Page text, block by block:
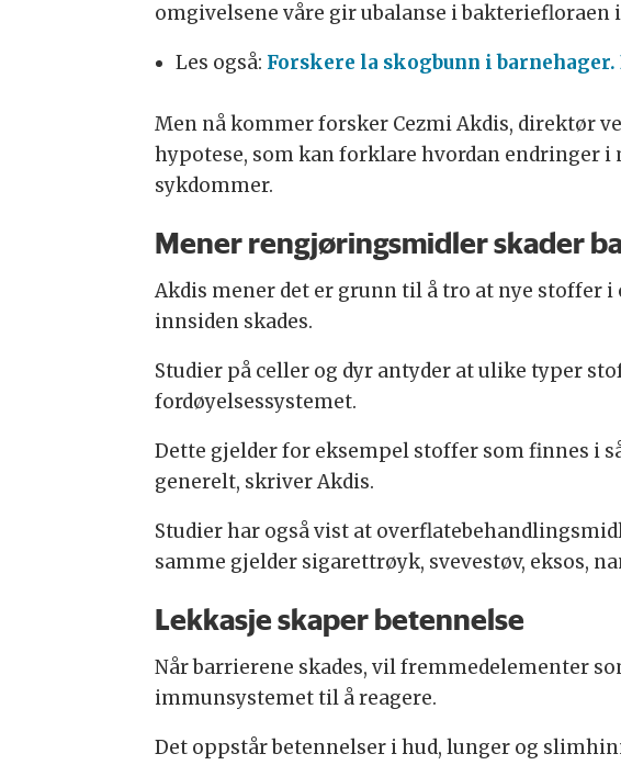
omgivelsene våre gir ubalanse i
Les også: Forskere la skogbunn i
Men nå kommer forsker Cezmi Akdis, direktør
hypotese, som kan forklare hvordan endringer
sykdommer.
Mener rengjøringsmidler skader
Akdis mener det er grunn til å tro at nye stoffer
innsiden skades.
Studier på celler og dyr antyder at ulike typer
fordøyelsessystemet.
Dette gjelder for eksempel stoffer som finnes i
generelt, skriver Akdis.
Studier har også vist at
samme gjelder sigarettrøyk, svevestøv, eksos,
Lekkasje skaper betennelse
Når barrierene skades, vil fremmedelementer
immunsystemet til å reagere.
Det oppstår betennelser i hud, lunger og